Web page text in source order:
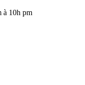
à 10h pm